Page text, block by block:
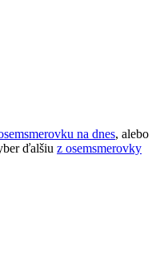
na dnes, alebo
ďalšiu z osemsmerovky